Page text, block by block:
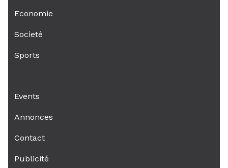
Economie
Societé
Sports
Events
Annonces
Contact
Publicité